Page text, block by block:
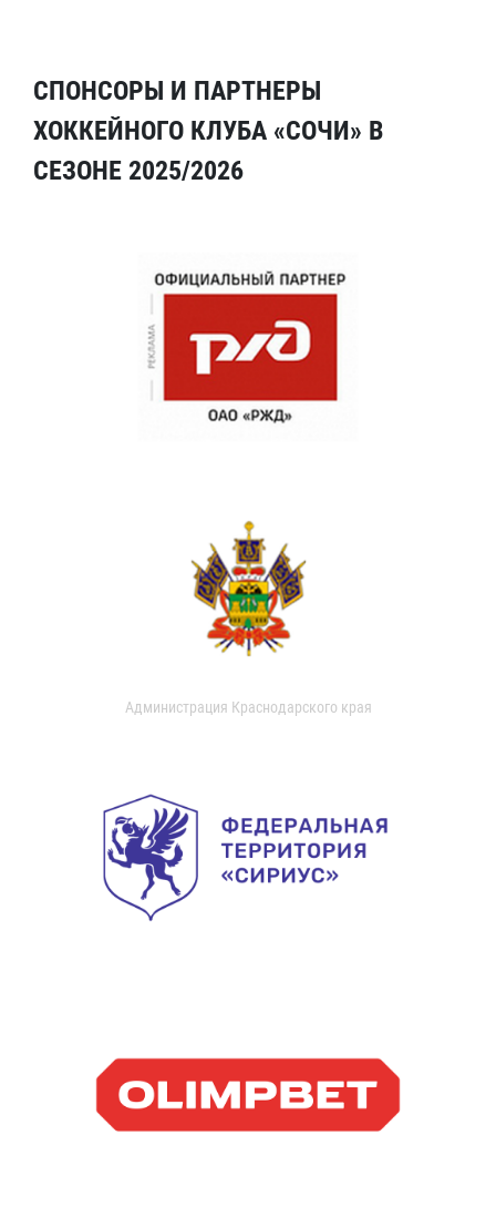
СПОНСОРЫ И ПАРТНЕРЫ
ХОККЕЙНОГО КЛУБА «СОЧИ» В
СЕЗОНЕ 2025/2026
Администрация Краснодарского края